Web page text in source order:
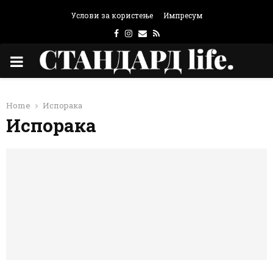
Услови за користење Импресум
Facebook
Instagram
Email
Rss
PRIMARY
Home Испорака
Испорака